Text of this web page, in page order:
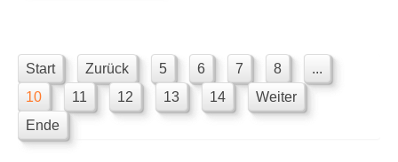
Start Zurück 5 6 7 8
...
10
11 12 13 14
Weiter
Ende